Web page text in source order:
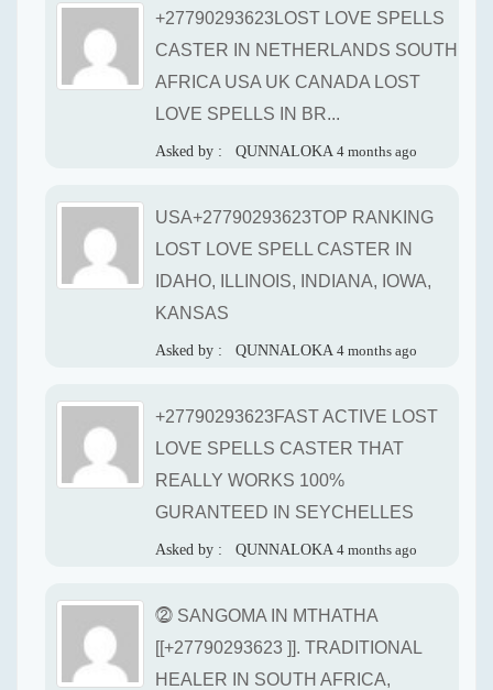
+27790293623LOST LOVE SPELLS
CASTER IN NETHERLANDS SOUTH
AFRICA USA UK CANADA LOST
LOVE SPELLS IN BR...
Asked by : QUNNALOKA 4 months ago
USA+27790293623TOP RANKING
LOST LOVE SPELL CASTER IN
IDAHO, ILLINOIS, INDIANA, IOWA,
KANSAS
Asked by : QUNNALOKA 4 months ago
+27790293623FAST ACTIVE LOST
LOVE SPELLS CASTER THAT
REALLY WORKS 100%
GURANTEED IN SEYCHELLES
Asked by : QUNNALOKA 4 months ago
⓶ SANGOMA IN MTHATHA
[[+27790293623 ]]. TRADITIONAL
HEALER IN SOUTH AFRICA,